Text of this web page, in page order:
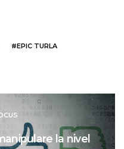
EPIC TURLA
la nivel